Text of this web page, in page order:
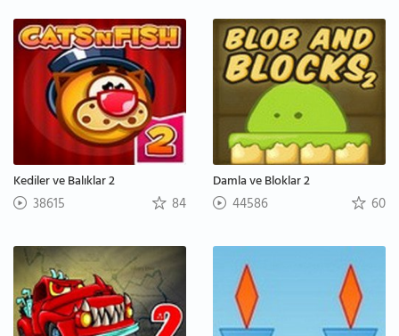
Kediler ve Balıklar 2
38615 84
Damla ve Bloklar 2
44586 60